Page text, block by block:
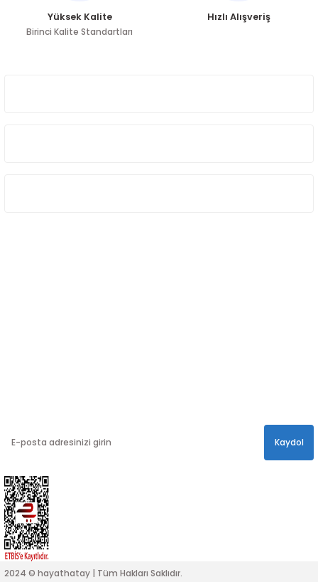
Yüksek Kalite
Birinci Kalite Standartları
Hızlı Alışveriş
Kaydol
2024 © hayathatay | Tüm Hakları Saklıdır.